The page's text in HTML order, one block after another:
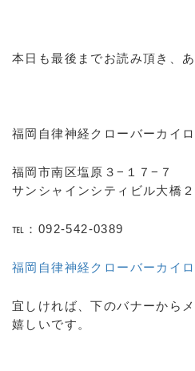
本日も最後までお読み頂き、
福岡自律神経クローバーカイ
福岡市南区塩原３−１７−７
サンシャインシティビル大橋
℡：092-542-0389
福岡自律神経クローバーカイ
宜しければ、下のバナーから
嬉しいです。